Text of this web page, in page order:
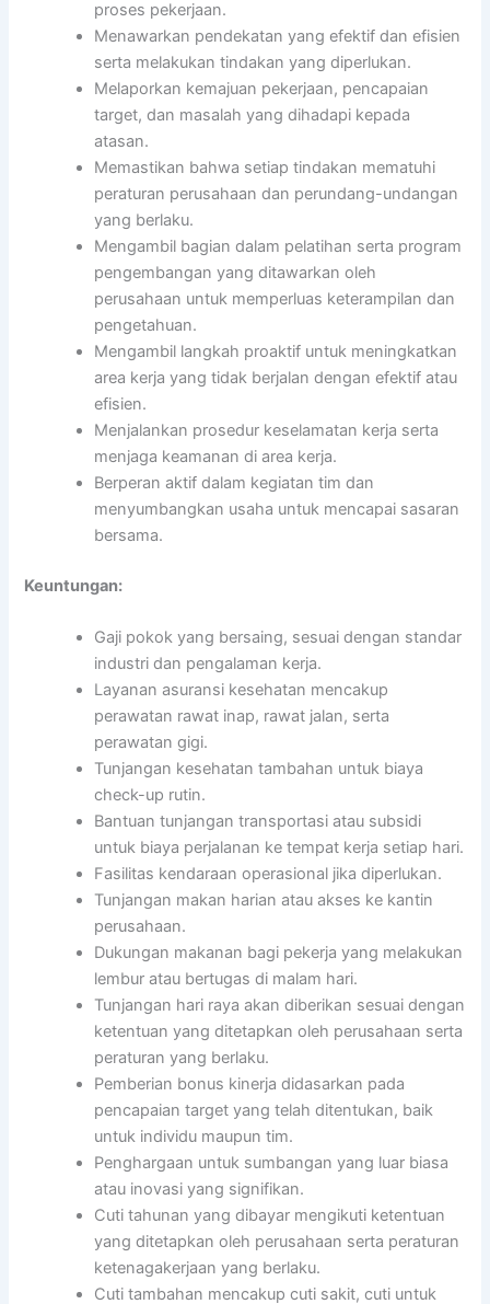
proses pekerjaan.
Menawarkan pendekatan yang efektif dan efisien
serta melakukan tindakan yang diperlukan.
Melaporkan kemajuan pekerjaan, pencapaian
target, dan masalah yang dihadapi kepada
atasan.
Memastikan bahwa setiap tindakan mematuhi
peraturan perusahaan dan perundang-undangan
yang berlaku.
Mengambil bagian dalam pelatihan serta program
pengembangan yang ditawarkan oleh
perusahaan untuk memperluas keterampilan dan
pengetahuan.
Mengambil langkah proaktif untuk meningkatkan
area kerja yang tidak berjalan dengan efektif atau
efisien.
Menjalankan prosedur keselamatan kerja serta
menjaga keamanan di area kerja.
Berperan aktif dalam kegiatan tim dan
menyumbangkan usaha untuk mencapai sasaran
bersama.
Keuntungan:
Gaji pokok yang bersaing, sesuai dengan standar
industri dan pengalaman kerja.
Layanan asuransi kesehatan mencakup
perawatan rawat inap, rawat jalan, serta
perawatan gigi.
Tunjangan kesehatan tambahan untuk biaya
check-up rutin.
Bantuan tunjangan transportasi atau subsidi
untuk biaya perjalanan ke tempat kerja setiap hari.
Fasilitas kendaraan operasional jika diperlukan.
Tunjangan makan harian atau akses ke kantin
perusahaan.
Dukungan makanan bagi pekerja yang melakukan
lembur atau bertugas di malam hari.
Tunjangan hari raya akan diberikan sesuai dengan
ketentuan yang ditetapkan oleh perusahaan serta
peraturan yang berlaku.
Pemberian bonus kinerja didasarkan pada
pencapaian target yang telah ditentukan, baik
untuk individu maupun tim.
Penghargaan untuk sumbangan yang luar biasa
atau inovasi yang signifikan.
Cuti tahunan yang dibayar mengikuti ketentuan
yang ditetapkan oleh perusahaan serta peraturan
ketenagakerjaan yang berlaku.
Cuti tambahan mencakup cuti sakit, cuti untuk